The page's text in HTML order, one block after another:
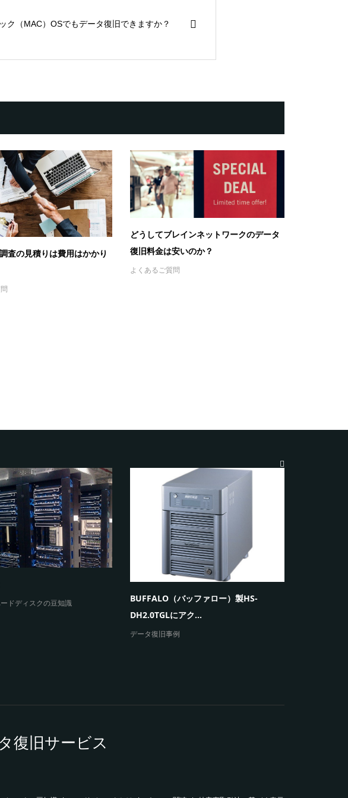
ク（MAC）OSでもデータ復旧できますか？
査の見積りは費用はかかり
どうしてブレインネットワークのデータ
復旧料金は安いのか？
よくあるご質問
けが、共有フォルダにア
い原因...
ータ復旧
復旧サービス